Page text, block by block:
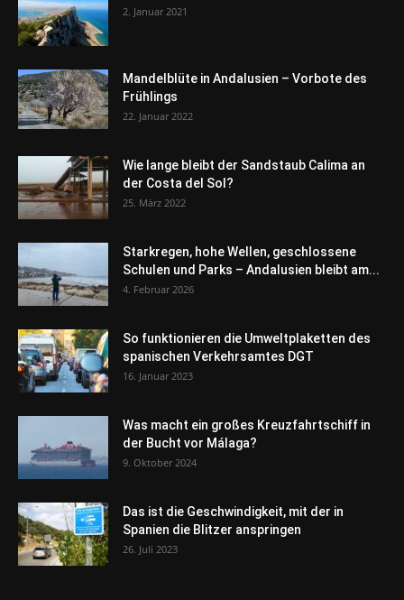
2. Januar 2021
Mandelblüte in Andalusien – Vorbote des
Frühlings
22. Januar 2022
Wie lange bleibt der Sandstaub Calima an
der Costa del Sol?
25. März 2022
Starkregen, hohe Wellen, geschlossene
Schulen und Parks – Andalusien bleibt am...
4. Februar 2026
So funktionieren die Umweltplaketten des
spanischen Verkehrsamtes DGT
16. Januar 2023
Was macht ein großes Kreuzfahrtschiff in
der Bucht vor Málaga?
9. Oktober 2024
Das ist die Geschwindigkeit, mit der in
Spanien die Blitzer anspringen
26. Juli 2023